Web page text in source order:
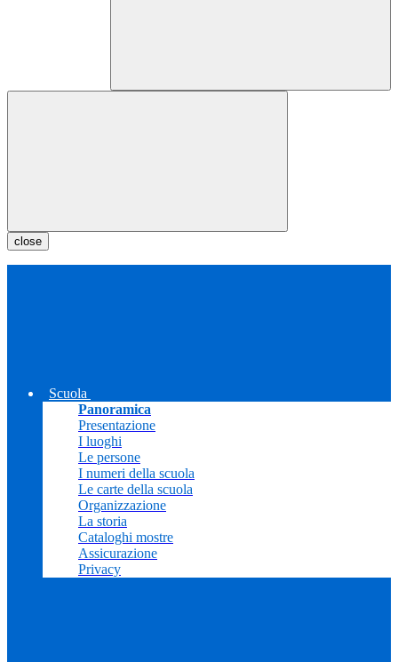
close
Scuola
Panoramica
Presentazione
I luoghi
Le persone
I numeri della scuola
Le carte della scuola
Organizzazione
La storia
Cataloghi mostre
Assicurazione
Privacy